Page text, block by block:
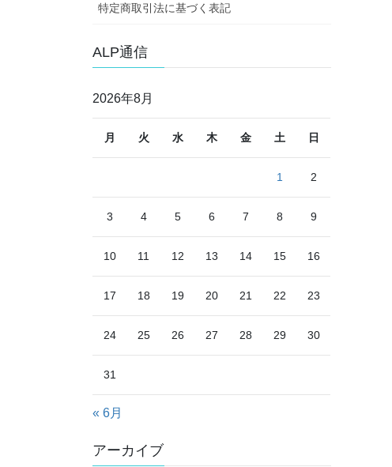
特定商取引法に基づく表記
ALP通信
2026年8月
月 火 水 木 金 土 日
1 2
3 4 5 6 7 8 9
10 11 12 13 14 15 16
17 18 19 20 21 22 23
24 25 26 27 28 29 30
31
« 6月
アーカイブ